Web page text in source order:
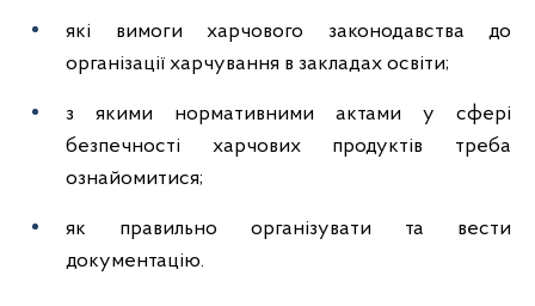
які вимоги харчового законодавства до
організації харчування в закладах освіти;
з якими нормативними актами у сфері
безпечності харчових продуктів треба
ознайомитися;
як правильно організувати та вести
документацію.